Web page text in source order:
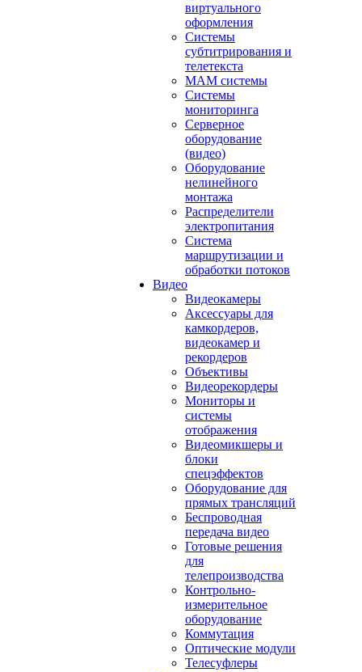
виртуального
оформления
Системы
субтитрирования и
телетекста
MAM системы
Системы
мониторинга
Серверное
оборудование
(видео)
Оборудование
нелинейного
монтажа
Распределители
электропитания
Система
маршрутизации и
обработки потоков
Видео
Видеокамеры
Аксессуары для
камкордеров,
видеокамер и
рекордеров
Объективы
Видеорекордеры
Мониторы и
системы
отображения
Видеомикшеры и
блоки
спецэффектов
Оборудование для
прямых трансляций
Беспроводная
передача видео
Готовые решения
для
телепроизводства
Контрольно-
измерительное
оборудование
Коммутация
Оптические модули
Телесуфлеры